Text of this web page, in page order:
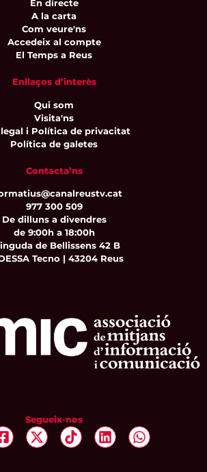
En directe
A la carta
Com veure'ns
Accedeix al compte
El Temps a Reus
Enllaços d’interès
Qui som
Visita'ns
i Política de privacitat
Política de galetes
Contacta’ns
977 300 509
De dilluns a divendres
de 9:00h a 18:00h
de Bellissens 42 B
Tecno | 43204 Reus
Segueix-nos